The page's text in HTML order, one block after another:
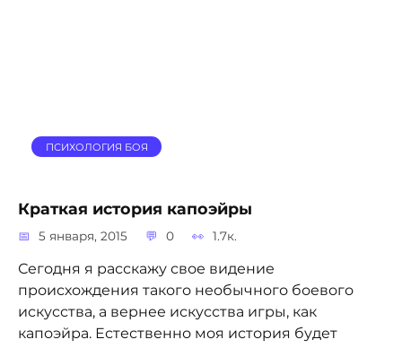
ПСИХОЛОГИЯ БОЯ
Краткая история капоэйры
5 января, 2015 0 1.7к.
Сегодня я расскажу свое видение
происхождения такого необычного боевого
искусства, а вернее искусства игры, как
капоэйра. Естественно моя история будет